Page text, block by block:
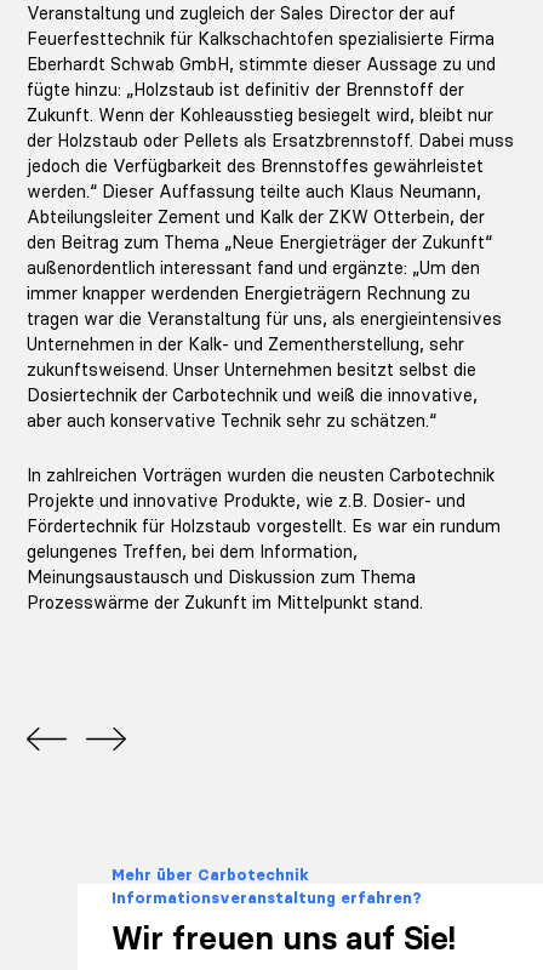
Veranstaltung und zugleich der Sales Director der auf
Feuerfesttechnik für Kalkschachtofen spezialisierte Firma
Eberhardt Schwab GmbH, stimmte dieser Aussage zu und
fügte hinzu: „Holzstaub ist definitiv der Brennstoff der
Zukunft. Wenn der Kohleausstieg besiegelt wird, bleibt nur
der Holzstaub oder Pellets als Ersatzbrennstoff. Dabei muss
jedoch die Verfügbarkeit des Brennstoffes gewährleistet
werden.“ Dieser Auffassung teilte auch Klaus Neumann,
Abteilungsleiter Zement und Kalk der ZKW Otterbein, der
den Beitrag zum Thema „Neue Energieträger der Zukunft“
außenordentlich interessant fand und ergänzte: „Um den
immer knapper werdenden Energieträgern Rechnung zu
tragen war die Veranstaltung für uns, als energieintensives
Unternehmen in der Kalk- und Zementherstellung, sehr
zukunftsweisend. Unser Unternehmen besitzt selbst die
Dosiertechnik der Carbotechnik und weiß die innovative,
aber auch konservative Technik sehr zu schätzen.“
In zahlreichen Vorträgen wurden die neusten Carbotechnik
Projekte und innovative Produkte, wie z.B. Dosier- und
Fördertechnik für Holzstaub vorgestellt. Es war ein rundum
gelungenes Treffen, bei dem Information,
Meinungsaustausch und Diskussion zum Thema
Prozesswärme der Zukunft im Mittelpunkt stand.
Mehr über Carbotechnik
Informationsveranstaltung erfahren?
Wir freuen uns auf Sie!